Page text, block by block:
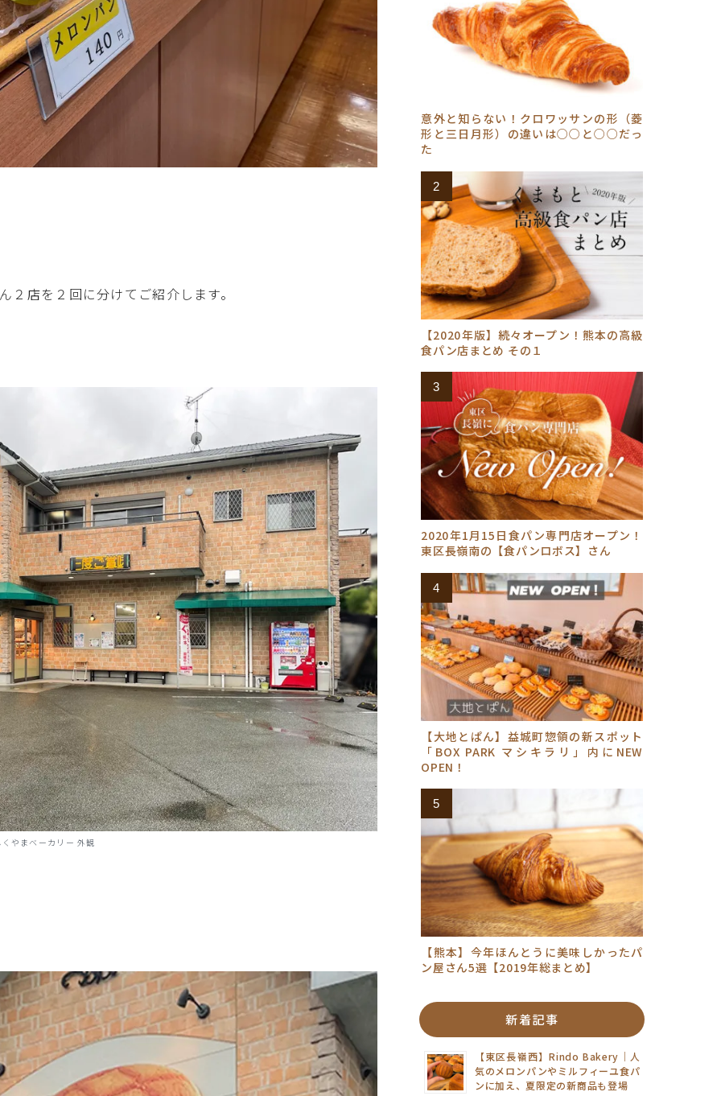
店を２回に分けてご紹介します。
くやまベーカリー 外観
意外と知らない！クロワッサンの形（菱
形と三日月形）の違いは○○と○○だっ
た
【2020年版】続々オープン！熊本の高級
食パン店まとめ その１
2020年1月15日食パン専門店オープン！
東区長嶺南の【食パンロボス】さん
【大地とぱん】益城町惣領の新スポット
「BOX PARK マシキラリ」内にNEW
OPEN！
【熊本】今年ほんとうに美味しかったパ
ン屋さん5選【2019年総まとめ】
新着記事
【東区長嶺西】Rindo Bakery｜人
気のメロンパンやミルフィーユ食パ
ンに加え、夏限定の新商品も登場